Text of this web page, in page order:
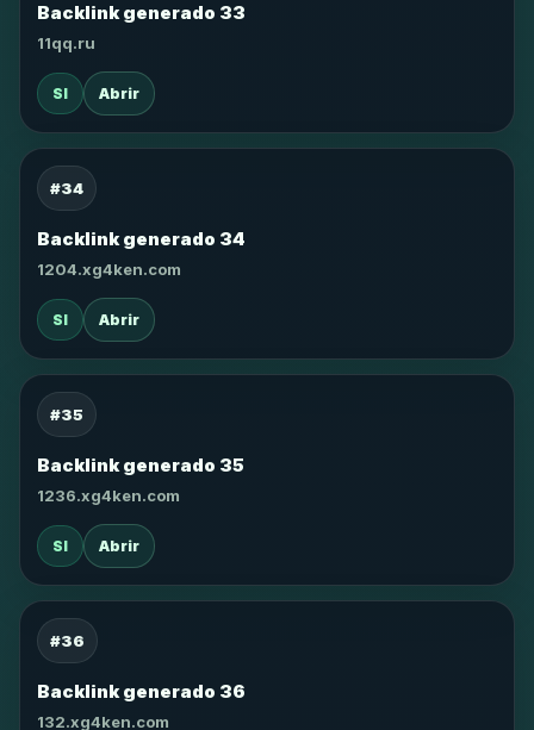
Backlink generado 33
11qq.ru
SI Abrir
#34
Backlink generado 34
1204.xg4ken.com
SI Abrir
#35
Backlink generado 35
1236.xg4ken.com
SI Abrir
#36
Backlink generado 36
132.xg4ken.com